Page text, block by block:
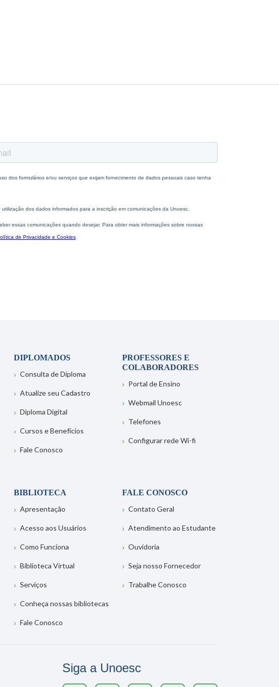
DIPLOMADOS
Consulta de Diploma
Atualize seu Cadastro
Diploma Digital
Cursos e Benefícios
Fale Conosco
PROFESSORES E
COLABORADORES
Portal de Ensino
Webmail Unoesc
Telefones
Configurar rede Wi-fi
BIBLIOTECA
Apresentação
Acesso aos Usuários
Como Funciona
Biblioteca Virtual
Serviços
Conheça nossas bibliotecas
Fale Conosco
FALE CONOSCO
Contato Geral
Atendimento ao Estudante
Ouvidoria
Seja nosso Fornecedor
Trabalhe Conosco
Siga a Unoesc